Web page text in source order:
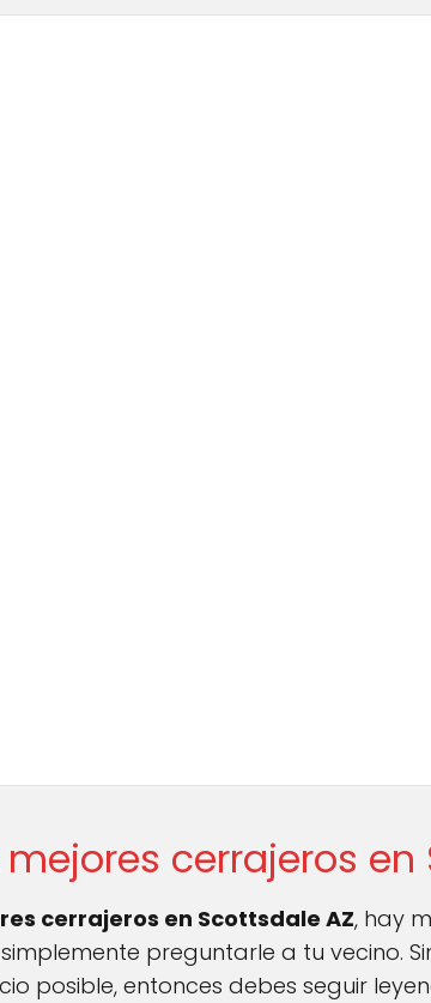
cerrajeros en
cerrajeros en Scottsdale AZ, hay
preguntarle a tu vecino.
posible, entonces debes seguir